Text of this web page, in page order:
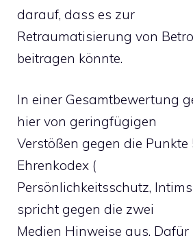
darauf, dass es zur
Retraumatisierung von
beitragen könnte.
In einer Gesamtbewertung
hier von geringfügigen
Verstößen gegen die Punkte
Ehrenkodex (
Persönlichkeitsschutz,
spricht gegen die zwei
Medien Hinweise aus.